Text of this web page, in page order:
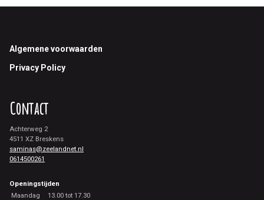
Footer
Algemene voorwaarden
Privacy Policy
Contact
Achterweg 2
4511 XZ Breskens
saminas@zeelandnet.nl
0614500261
Openingstijden
Maandag
13.00 tot 17.30